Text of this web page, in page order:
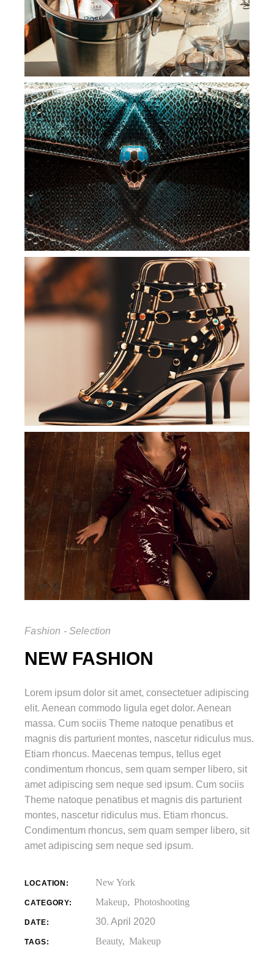
Fashion - Selection
NEW FASHION
Lorem ipsum dolor sit amet, consectetuer adipiscing
elit. Aenean commodo ligula eget dolor. Aenean
massa. Cum sociis Theme natoque penatibus et
magnis dis parturient montes, nascetur ridiculus mus.
Etiam rhoncus. Maecenas tempus, tellus eget
condimentum rhoncus, sem quam semper libero, sit
amet adipiscing sem neque sed ipsum. Cum sociis
Theme natoque penatibus et magnis dis parturient
montes, nascetur ridiculus mus. Etiam rhoncus.
Condimentum rhoncus, sem quam semper libero, sit
amet adipiscing sem neque sed ipsum.
LOCATION: New York
CATEGORY: Makeup Photoshooting
DATE: 30. April 2020
TAGS: Beauty Makeup